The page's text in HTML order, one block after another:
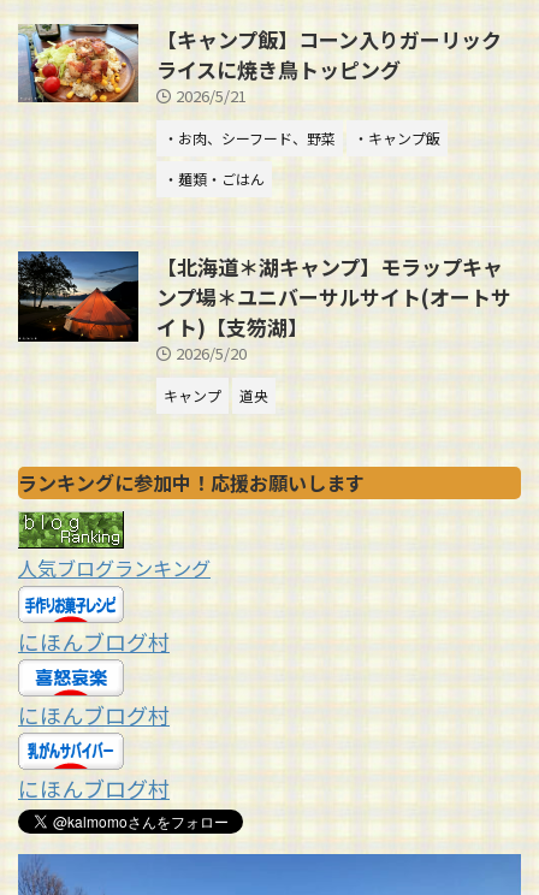
【キャンプ飯】コーン入りガーリック
ライスに焼き鳥トッピング
2026/5/21
・お肉、シーフード、野菜
・キャンプ飯
・麺類・ごはん
【北海道＊湖キャンプ】モラップキャ
ンプ場＊ユニバーサルサイト(オートサ
イト)【支笏湖】
2026/5/20
キャンプ 道央
ランキングに参加中！応援お願いします
人気ブログランキング
にほんブログ村
にほんブログ村
にほんブログ村